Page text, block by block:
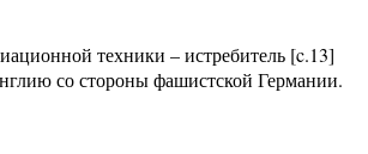
техники – истребитель [c.13]
со стороны фашистской Германии.